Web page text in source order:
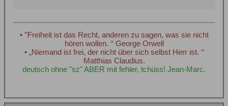
• ’’Freiheit ist das Recht, anderen zu sagen, was sie nicht
hören wollen. ‘‘ George Orwell
• „Niemand ist frei, der nicht über sich selbst Herr ist. ‘‘
Matthias Claudius.
deutsch ohne "sz" ABER mit fehler, tchüss! Jean-Marc.